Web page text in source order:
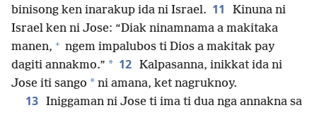
binisong ken inarakup ida ni Israel. 11
Kinuna ni
Israel ken ni Jose: “Diak ninamnama a makitaka
manen, + ngem impalubos ti Dios a makitak pay
dagiti annakmo.” * 12 Kalpasanna, inikkat ida ni
Jose iti sango * ni amana, ket nagruknoy.
13 Iniggaman ni Jose ti ima ti dua nga annakna sa